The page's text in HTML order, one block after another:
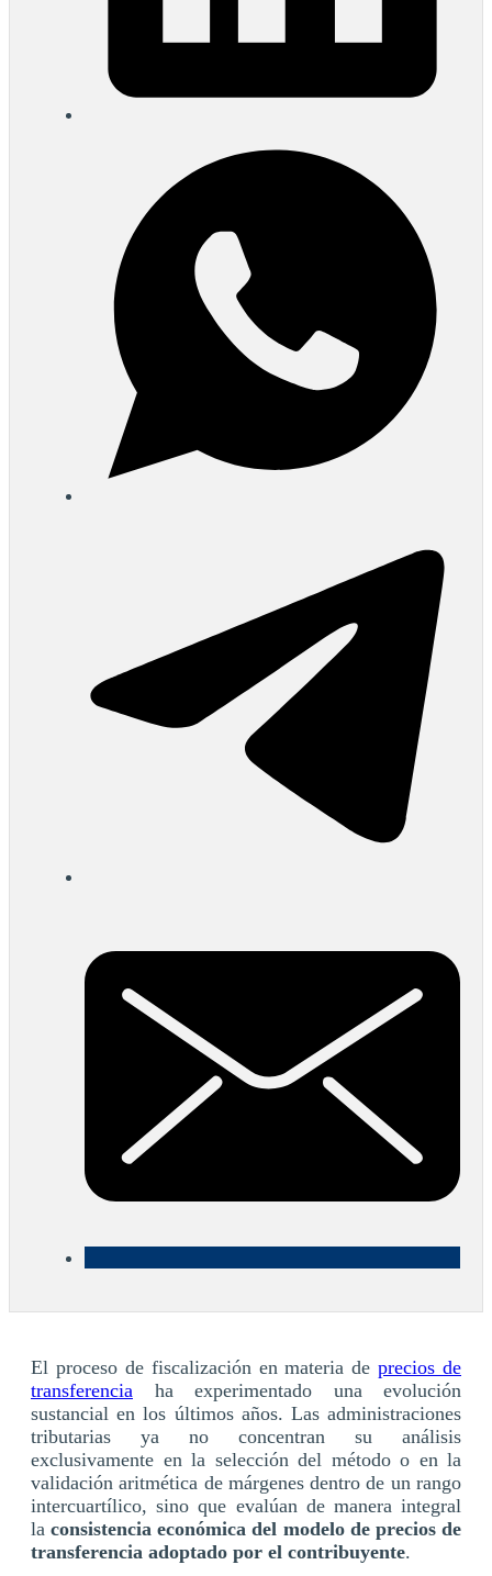
El proceso de fiscalización en materia deprecios de
transferencia ha experimentado una evolución
sustancial en los últimos años. Las administraciones
tributarias ya no concentran su análisis
exclusivamente en la selección del método o en la
validación aritmética de márgenes dentro de un rango
intercuartílico, sino que evalúan de manera integral
laconsistencia económica del modelo de precios de
transferencia adoptado por el contribuyente.